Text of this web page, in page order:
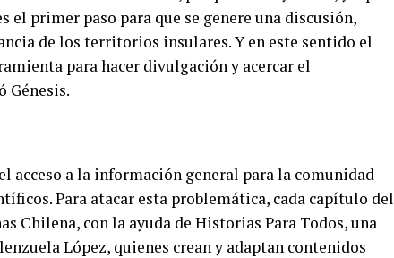
primer paso para que se genere una discusión,
de los territorios insulares. Y en este sentido el
para hacer divulgación y acercar el
Génesis.
acceso a la información general para la comunidad
Para atacar esta problemática, cada capítulo del
Chilena, con la ayuda de Historias Para Todos, una
López, quienes crean y adaptan contenidos